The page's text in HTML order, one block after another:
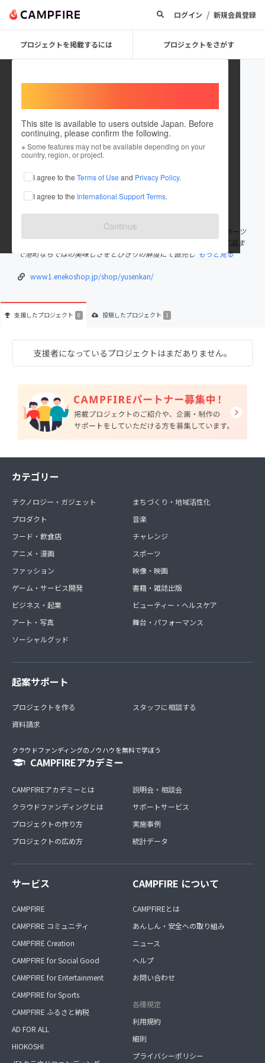
ログイン / 新規会員登録
プロジェクトを掲載するには プロジェクトをさがす
This site is available to users outside Japan. Before
continuing, please confirm the following.
※ Some features may not be available depending on your
country, region, or project.
I agree to the Terms of Use and Privacy Policy.
I agree to the International Support Terms.
Continue
yusenkan
これまでに1件のプロジェクトを投稿しています
在住国：日本 現在地：北海道
出身国：日本 出身地：北海道
湧別漁業協同組合の直営店【オホーツク湧鮮館】の三室です。 オホーツ
ク海とサロマ湖で水揚げされた新鮮な魚介類をはじめ、様々な加工品ま
で港町ならではの美味しさをとびきりの鮮度にて直売し もっと見る
www1.enekoshop.jp/shop/yusenkan/
支援したプロジェクト 0 投稿したプロジェクト 1
支援者になっているプロジェクトはまだありません。
カテゴリー
テクノロジー・ガジェット
プロダクト
フード・飲食店
アニメ・漫画
ファッション
ゲーム・サービス開発
ビジネス・起業
アート・写真
ソーシャルグッド
まちづくり・地域活性化
音楽
チャレンジ
スポーツ
映像・映画
書籍・雑誌出版
ビューティー・ヘルスケア
舞台・パフォーマンス
起案サポート
プロジェクトを作る
資料請求
スタッフに相談する
クラウドファンディングのノウハウを無料で学ぼう
CAMPFIREアカデミー
CAMPFIREアカデミーとは
クラウドファンディングとは
プロジェクトの作り方
プロジェクトの広め方
説明会・相談会
サポートサービス
実施事例
統計データ
サービス
CAMPFIRE
CAMPFIRE コミュニティ
CAMPFIRE Creation
CAMPFIRE for Social Good
CAMPFIRE for Entertainment
CAMPFIRE for Sports
CAMPFIRE ふるさと納税
AD FOR ALL
HIOKOSHI
CAMPFIRE について
CAMPFIREとは
あんしん・安全への取り組み
ニュース
ヘルプ
お問い合わせ
各種規定
利用規約
細則
プライバシーポリシー